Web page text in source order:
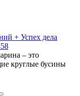
+ Успех дела
– это
круглые бусины